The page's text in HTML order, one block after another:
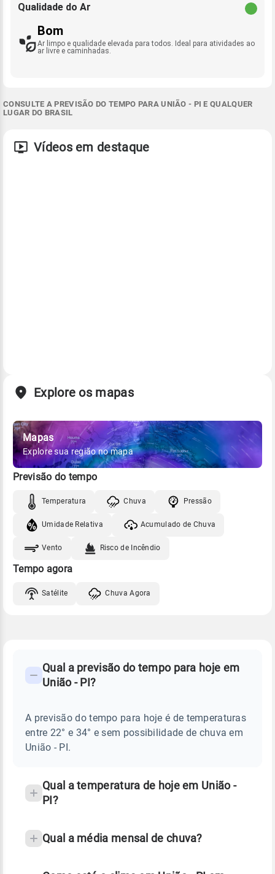
Qualidade do Ar
Bom
Ar limpo e qualidade elevada para todos. Ideal para atividades ao
ar livre e caminhadas.
CONSULTE A PREVISÃO DO TEMPO PARA UNIÃO - PI E QUALQUER
LUGAR DO BRASIL
Vídeos em destaque
Explore os mapas
Mapas
Explore sua região no mapa
Previsão do tempo
Temperatura Chuva Pressão
Umidade Relativa Acumulado de Chuva
Vento Risco de Incêndio
Tempo agora
Satélite Chuva Agora
TEMPO
Perguntas
sobre
chuva
Qual a previsão do tempo para hoje em
União - PI?
A previsão do tempo para hoje é de temperaturas
entre 22° e 34° e sem possibilidade de chuva em
União - PI.
Qual a temperatura de hoje em União -
PI?
Qual a média mensal de chuva?